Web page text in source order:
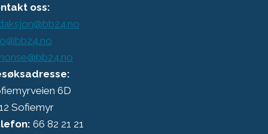
oss:
6D
Sofiemyr
66 82 21 21